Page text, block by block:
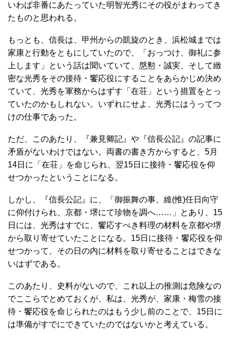
いわば非番にあたっていた明智光秀にその役がまわってき
たものと思われる。
もっとも、信長は、甲州からの凱旋のとき、浜松城までは
家康と行動をともにしていたので、「おっつけ、御礼に参
上します」という話は聞いていて、慇懃・誠実、そして緻
密な光秀をその接待・饗応役にすることをあらかじめ決め
ていて、光秀を軍務からはずす「在荘」という措置をとっ
ていたのかもしれない。いずれにせよ、光秀にはうってつ
けの仕事であった。
ただ、このあたり、『兼見卿記』や『信長公記』の記事に
矛盾がないわけではない。両書の書き方からすると、5月
14日に「在荘」を命じられ、翌15日に接待・饗応役を仰
せつかったということになる。
しかし、『信長公記』に、「御振舞の事、維(惟)任日向守
に仰付けられ、京都・堺にて珍物を調へ……」とあり、15
日には、光秀はすでに、饗応すべき料理の材料を京都や堺
から取り寄せていたことになる。15日に接待・饗応役を仰
せつかって、その日の内に材料を取り寄せることはできな
いはずである。
このあたり、史料がないので、これ以上の推測は危険なの
でここらでとめておくが、私は、光秀が、家康・梅雪の接
待・饗応役を命じられたのはもう少し前のことで、15日に
は準備がすでにできていたのではないかと考えている。